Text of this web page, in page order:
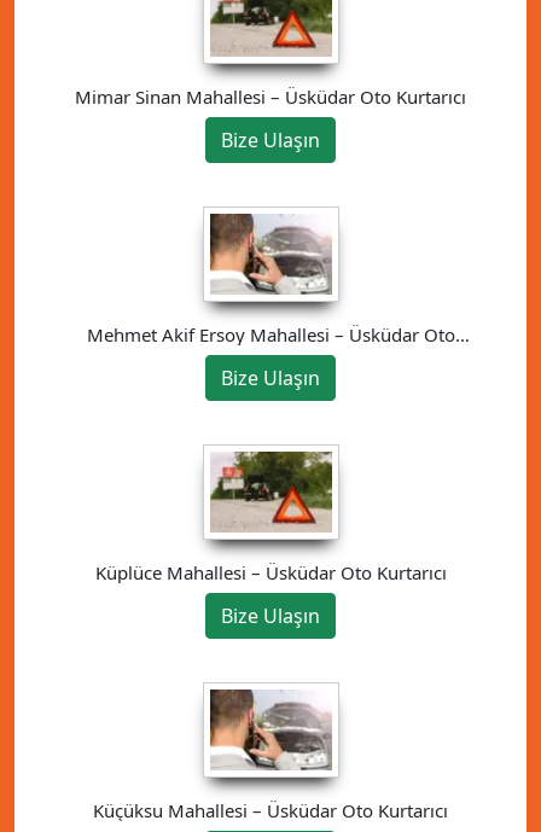
Mimar Sinan Mahallesi – Üsküdar Oto Kurtarıcı
Bize Ulaşın
Mehmet Akif Ersoy Mahallesi – Üsküdar Oto
Kurtarıcı
Bize Ulaşın
Küplüce Mahallesi – Üsküdar Oto Kurtarıcı
Bize Ulaşın
Küçüksu Mahallesi – Üsküdar Oto Kurtarıcı